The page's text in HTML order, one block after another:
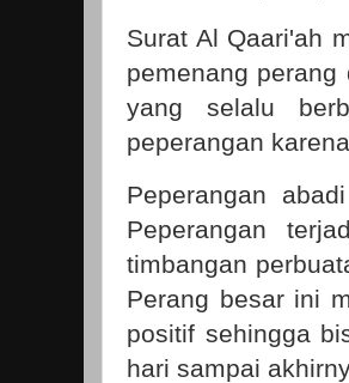
Surat Al Qaari'ah
pemenang
yang selalu
peperangan
Peperangan
Peperangan
timbangan
Perang besar ini
positif sehingga
hari sampai